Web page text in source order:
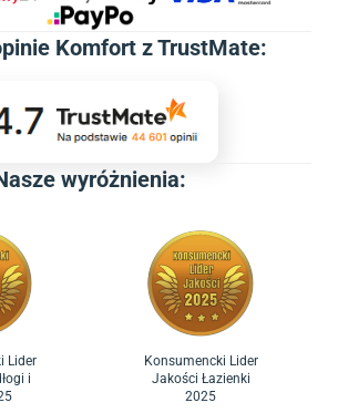
Komfort z TrustMate:
wyróżnienia:
Lider
i
Konsumencki Lider
Jakości Łazienki
2025